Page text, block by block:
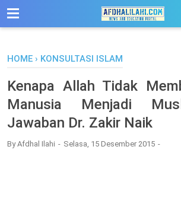
-->
HOME › KONSULTASI ISLAM
Kenapa Allah Tidak
Manusia Menjadi
Jawaban Dr. Zakir Naik
ByAfdhal Ilahi Selasa, 15 Desember 2015